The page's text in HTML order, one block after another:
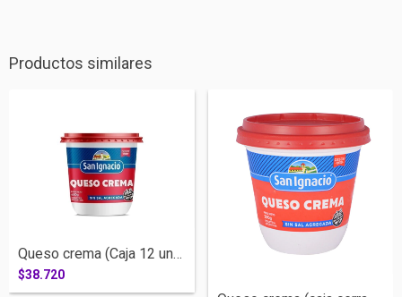
Productos similares
Queso crema (Caja 12 unidades x 480 grs...
$38.720